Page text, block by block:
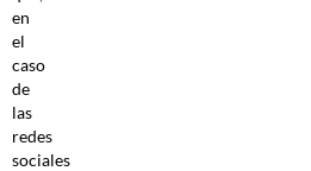
en
el
caso
de
las
redes
sociales